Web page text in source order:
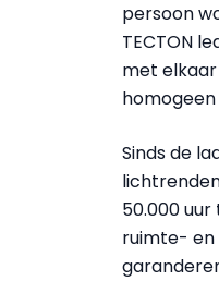
persoon
TECTON
met
Sinds de
50.000 uur
ruimte- en